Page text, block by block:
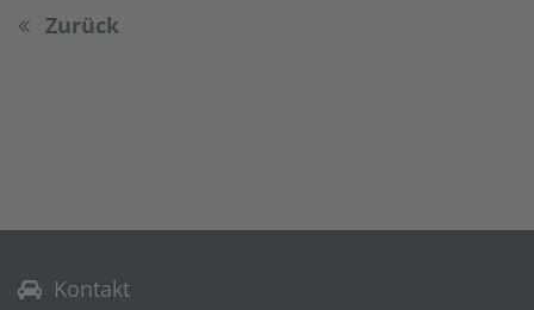
Zurück
Kontakt